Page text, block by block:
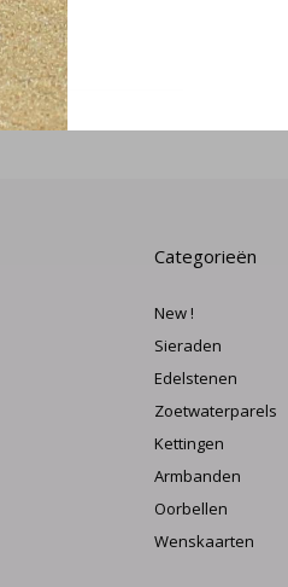
Categorieën
New !
Sieraden
Edelstenen
Zoetwaterparels
Kettingen
Armbanden
Oorbellen
Wenskaarten